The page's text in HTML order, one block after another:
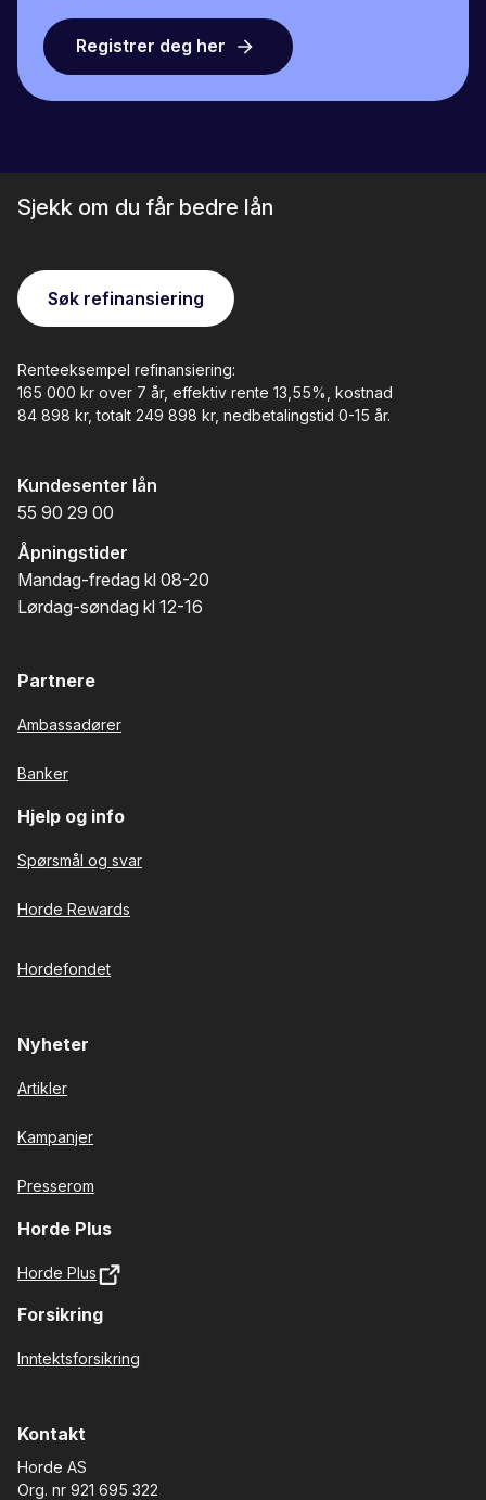
Registrer deg her
Sjekk om du får bedre lån
Søk refinansiering
Renteeksempel refinansiering:
165 000 kr over 7 år, effektiv rente 13,55%, kostnad
84 898 kr, totalt 249 898 kr, nedbetalingstid 0-15 år.
Kundesenter lån
55 90 29 00
Åpningstider
Mandag-fredag kl 08-20
Lørdag-søndag kl 12-16
Partnere
Ambassadører
Banker
Hjelp og info
Spørsmål og svar
Horde Rewards
Hordefondet
Nyheter
Artikler
Kampanjer
Presserom
Horde Plus
Horde Plus
Forsikring
Inntektsforsikring
Kontakt
Horde AS
Org. nr 921 695 322